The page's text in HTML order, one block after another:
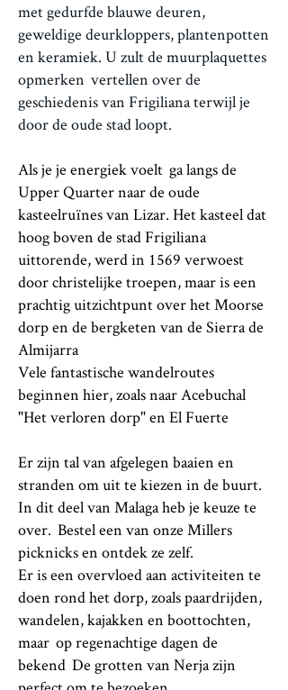
met gedurfde blauwe deuren,
geweldige deurkloppers, plantenpotten
en keramiek. U zult de muurplaquettes
opmerken vertellen over de
geschiedenis van Frigiliana terwijl je
door de oude stad loopt.
Als je je energiek voelt ga langs de
Upper Quarter naar de oude
kasteelruïnes van Lizar. Het kasteel dat
hoog boven de stad Frigiliana
uittorende, werd in 1569 verwoest
door christelijke troepen, maar is een
prachtig uitzichtpunt over het Moorse
dorp en de bergketen van de Sierra de
Almijarra
Vele fantastische wandelroutes
beginnen hier, zoals naar Acebuchal
"Het verloren dorp" en El Fuerte
Er zijn tal van afgelegen baaien en
stranden om uit te kiezen in de buurt.
In dit deel van Malaga heb je keuze te
over. Bestel een van onze Millers
picknicks en ontdek ze zelf.
Er is een overvloed aan activiteiten te
doen rond het dorp, zoals paardrijden,
wandelen, kajakken en boottochten,
maar op regenachtige dagen de
bekend De grotten van Nerja zijn